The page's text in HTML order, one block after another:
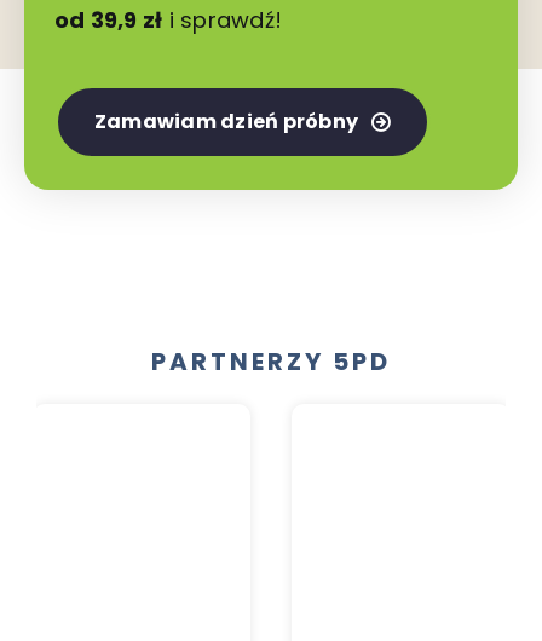
od 39,9 zł i sprawdź!
Zamawiam dzień próbny
PARTNERZY 5PD